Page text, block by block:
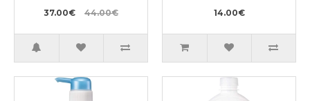
37.00€ 44.00€ 14.00€